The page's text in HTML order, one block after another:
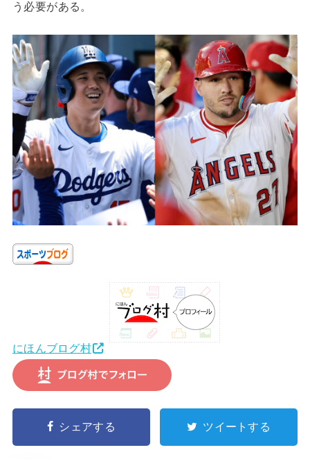
う必要がある。
にほんブログ村
シェアする ツイートする